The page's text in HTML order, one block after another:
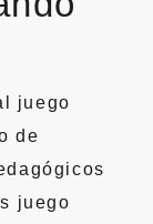
juego
de
juego